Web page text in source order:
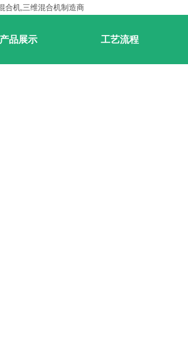
产品展示 工艺流程